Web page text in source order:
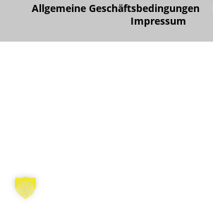
Allgemeine Geschäftsbedingungen
Impressum